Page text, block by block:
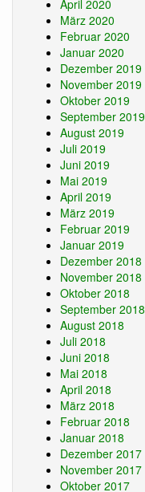
April 2020
März 2020
Februar 2020
Januar 2020
Dezember 2019
November 2019
Oktober 2019
September 2019
August 2019
Juli 2019
Juni 2019
Mai 2019
April 2019
März 2019
Februar 2019
Januar 2019
Dezember 2018
November 2018
Oktober 2018
September 2018
August 2018
Juli 2018
Juni 2018
Mai 2018
April 2018
März 2018
Februar 2018
Januar 2018
Dezember 2017
November 2017
Oktober 2017